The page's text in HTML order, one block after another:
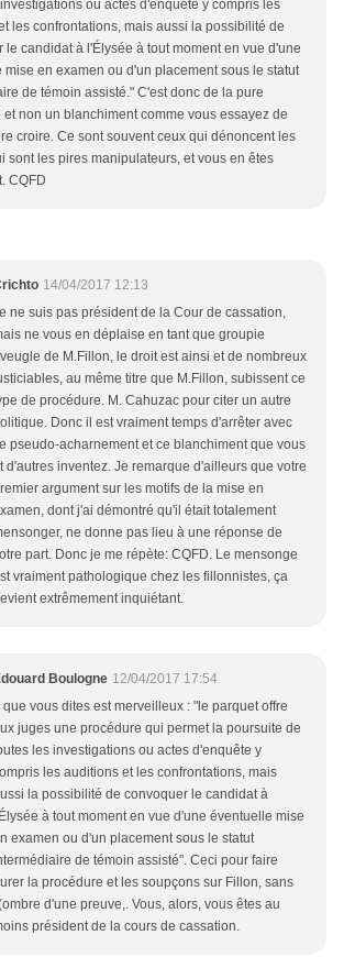
ou actes d'enquête y compris les
les confrontations, mais aussi la possibilité de
le candidat à l'Élysée à tout moment en vue d'une
mise en examen ou d'un placement sous le statut
de témoin assisté." C'est donc de la pure
et non un blanchiment comme vous essayez de
croire. Ce sont souvent ceux qui dénoncent les
sont les pires manipulateurs, et vous en êtes
CQFD
14/04/2017 12:13
ne suis pas président de la Cour de cassation,
ne vous en déplaise en tant que groupie
de M.Fillon, le droit est ainsi et de nombreux
au même titre que M.Fillon, subissent ce
de procédure. M. Cahuzac pour citer un autre
Donc il est vraiment temps d'arrêter avec
pseudo-acharnement et ce blanchiment que vous
d'autres inventez. Je remarque d'ailleurs que votre
argument sur les motifs de la mise en
dont j'ai démontré qu'il était totalement
ne donne pas lieu à une réponse de
part. Donc je me répète: CQFD. Le mensonge
vraiment pathologique chez les fillonnistes, ça
extrêmement inquiétant.
Boulogne 12/04/2017 17:54
que vous dites est merveilleux : "le parquet offre
juges une procédure qui permet la poursuite de
les investigations ou actes d'enquête y
les auditions et les confrontations, mais
la possibilité de convoquer le candidat à
à tout moment en vue d'une éventuelle mise
examen ou d'un placement sous le statut
de témoin assisté". Ceci pour faire
la procédure et les soupçons sur Fillon, sans
d'une preuve,. Vous, alors, vous êtes au
président de la cours de cassation.